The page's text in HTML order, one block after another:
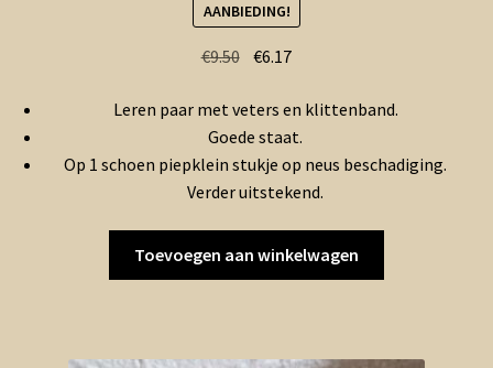
AANBIEDING!
€9.50 Oorspronkelijke
was:
€9.50.
€6.17Huidige
is:
€6.17.
Leren paar met veters en klittenband.
Goede staat.
Op 1 schoen piepklein stukje op neus beschadiging.
Verder uitstekend.
Toevoegen aan winkelwagen